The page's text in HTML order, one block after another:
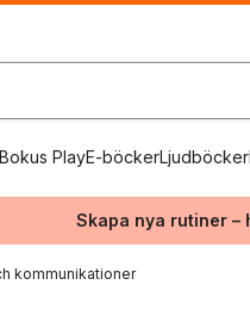
Bokus PlayE-böckerLjudböcker
Skapa nya rutiner
kommunikationer